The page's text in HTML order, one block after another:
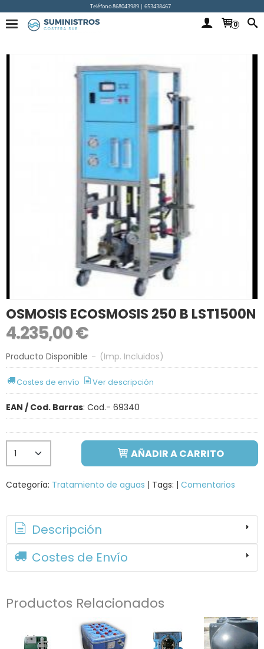
Teléfono 868043989 | 653438467
0
OSMOSIS ECOSMOSIS 250 B LST1500N
4.235,00 €
Producto Disponible - (Imp. Incluidos)
Costes de envío Ver descripción
EAN / Cod. Barras: Cod.- 69340
AÑADIR A CARRITO
Categoría: Tratamiento de aguas | Tags: | Comentarios
Descripción
Costes de Envío
Productos Relacionados